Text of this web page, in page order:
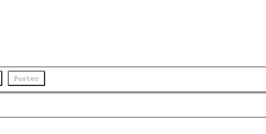
Poster